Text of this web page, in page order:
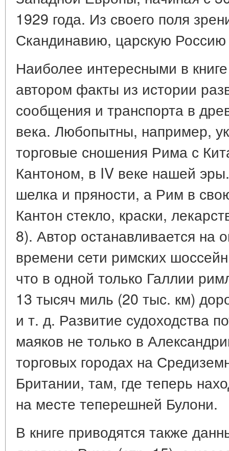
1929 года. Из своего поля
Скандинавию, царскую
Наиболее интересными в
автором факты из истории
сообщения и транспорта в
века. Любопытны, например,
торговые сношения Рима с
Кантоном, в IV веке нашей
шелка и пряности, а Рим в
Кантон стекло, краски,
8). Автор останавливается на
времени сети римских
что в одной только Галлии
13 тысяч миль (20 тыс. км)
и т. д. Развитие судоходства
маяков не только в
торговых городах на
Британии, там, где теперь
на месте теперешней Булони.
В книге приводятся также